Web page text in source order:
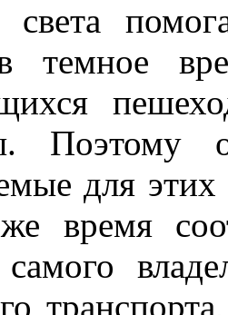
света
темное
Поэтому
для
время